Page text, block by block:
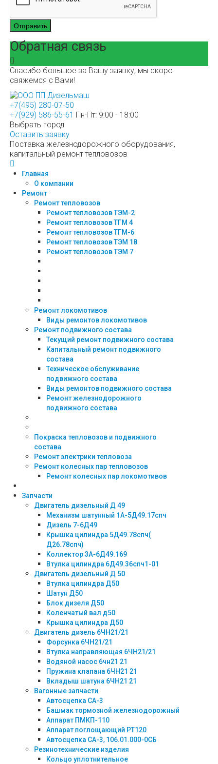
Отправить
Обратная связь
Спасибо большое за Вашу заявку, мы скоро
свяжемся с Вами!
+7(495) 280-07-50
+7(929) 586-55-61 Пн-Пт: 9:00 - 18:00
Выбрать город
Оставить заявку
Поставка железнодорожного оборудования,
капитальный ремонт тепловозов
Главная
О компании
Ремонт
Ремонт тепловозов
Ремонт тепловозов ТЭМ-2
Ремонт тепловозов ТГМ 4
Ремонт тепловозов ТГМ-6
Ремонт тепловозов ТЭМ 18
Ремонт тепловозов ТЭМ 7
Ремонт локомотивов
Виды ремонтов локомотивов
Ремонт подвижного состава
Текущий ремонт подвижного состава
Капитальный ремонт подвижного
состава
Техническое обслуживание
подвижного состава
Виды ремонтов подвижного состава
Ремонт железнодорожного
подвижного состава
Покраска тепловозов и подвижного
состава
Ремонт электрики тепловоза
Ремонт колесных пар тепловозов
Ремонт колесных пар локомотивов
Запчасти
Двигатель дизельный Д 49
Механизм шатунный 1А-5Д49.17спч
Дизель 7-6Д49
Крышка цилиндра 5Д49.78спч(
Д26.78спч)
Коллектор 3А-6Д49.169
Втулка цилиндра 6Д49.36спч1-01
Двигатель дизельный Д 50
Втулка цилиндра Д50
Шатун Д50
Блок дизеля Д50
Коленчатый вал д50
Крышка цилиндра Д50
Двигатель дизель 6ЧН21/21
Форсунка 6ЧН21/21
Втулка направляющая 6ЧН21/21
Водяной насос 6чн21 21
Пружина клапана 6ЧН21 21
Вкладыш шатуна 6ЧН21 21
Вагонные запчасти
Автосцепка СА-3
Башмак тормозной железнодорожный
Аппарат ПМКП-110
Аппарат поглощающий РТ120
Автосцепка СА-3, 106.01.000-0СБ
Резинотехнические изделия
Кольцо уплотнительное